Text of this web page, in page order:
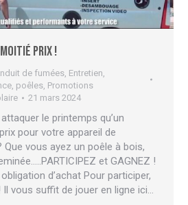
prix !
de fumées Entretien,
poêles Promotions
21 mars 2024
le printemps qu’un
pour votre appareil de
vous ayez un poêle à bois,
et GAGNEZ !
d’achat Pour participer,
vous suffit de jouer en ligne ici…